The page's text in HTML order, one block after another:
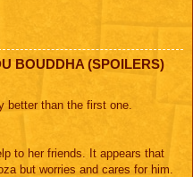
BOUDDHA (SPOILERS)
better than the first one.
to her friends. It appears that
but worries and cares for him.